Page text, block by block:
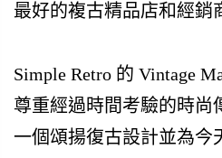
最好的複古精品店和經銷
Simple Retro 的 Vintage
尊重經過時間考驗的時尚
一個頌揚復古設計並為今